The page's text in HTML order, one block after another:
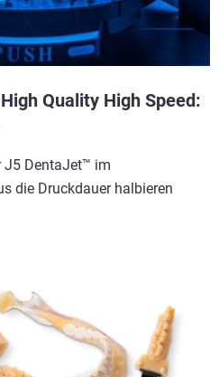
Quality High Speed:
J5 DentaJet™ im
die Druckdauer halbieren